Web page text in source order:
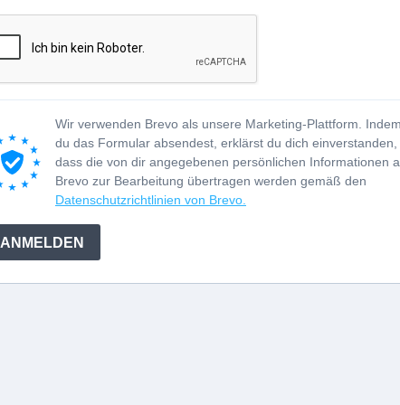
Wir verwenden Brevo als unsere Marketing-Plattform.
du das Formular absendest, erklärst du dich einverstanden,
dass die von dir angegebenen persönlichen Informationen
Brevo zur Bearbeitung übertragen werden gemäß den
Datenschutzrichtlinien von Brevo.
ANMELDEN